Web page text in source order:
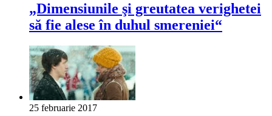
„Dimensiunile şi greutatea verighetei
să fie alese în duhul smereniei“
25 februarie 2017